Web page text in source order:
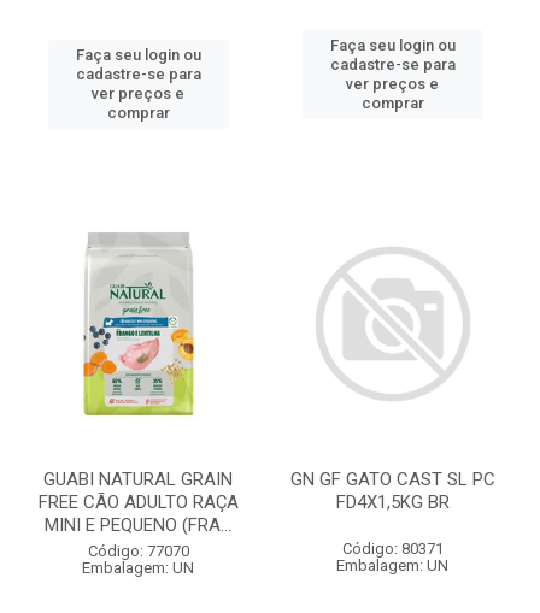
Faça seu login ou
cadastre-se para
ver preços e
comprar
Faça seu login ou
cadastre-se para
ver preços e
comprar
GUABI NATURAL GRAIN
FREE CÃO ADULTO RAÇA
MINI E PEQUENO (FRA...
Código: 77070
Embalagem: UN
GN GF GATO CAST SL PC
FD4X1,5KG BR
Código: 80371
Embalagem: UN